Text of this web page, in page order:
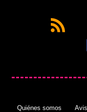
Quiénes somos